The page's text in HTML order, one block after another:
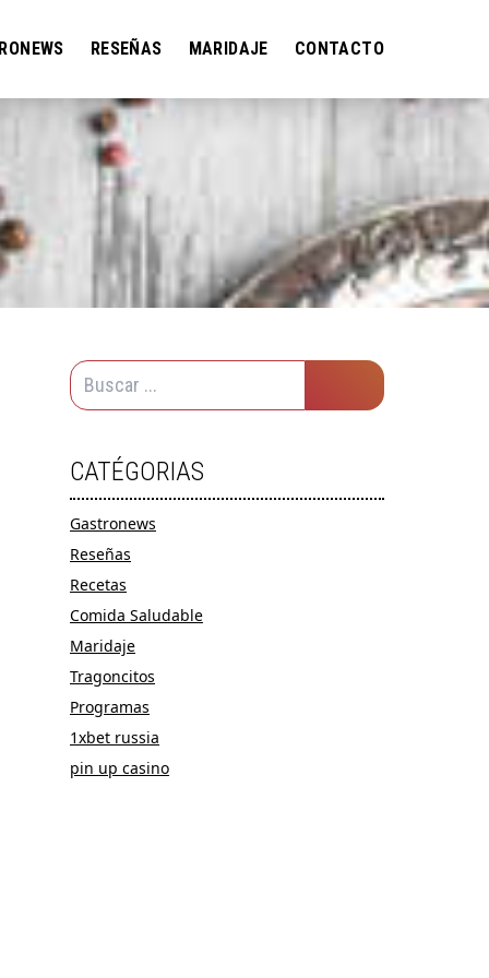
RESEÑAS MARIDAJE CONTACTO
CATÉGORIAS
Gastronews
Reseñas
Recetas
Comida Saludable
Maridaje
Tragoncitos
Programas
1xbet russia
pin up casino